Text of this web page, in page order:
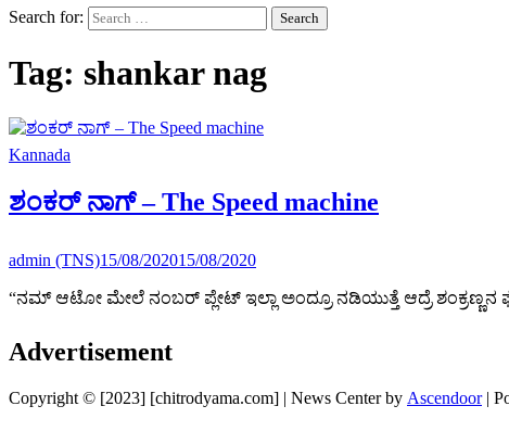
Search for:
Tag: shankar nag
Kannada
ಶಂಕರ್ ನಾಗ್ – The Speed machine
admin (TNS)15/08/202015/08/2020
“ನಮ್ ಆಟೋ ಮೇಲೆ ನಂಬರ್ ಪ್ಲೇಟ್ ಇಲ್ಲಾ ಅಂದ್ರೂ ನಡಿಯುತ್ತೆ ಆದ್ರೆ
Advertisement
Copyright © [2023] [chitrodyama.com] | News Center by Ascendoor|